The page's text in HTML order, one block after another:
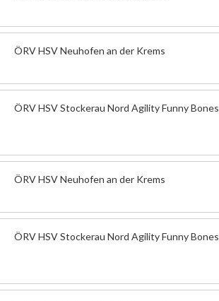
ÖRV HSV Neuhofen an der Krems
ÖRV HSV Stockerau Nord Agility Funny Bones
ÖRV HSV Neuhofen an der Krems
ÖRV HSV Stockerau Nord Agility Funny Bones